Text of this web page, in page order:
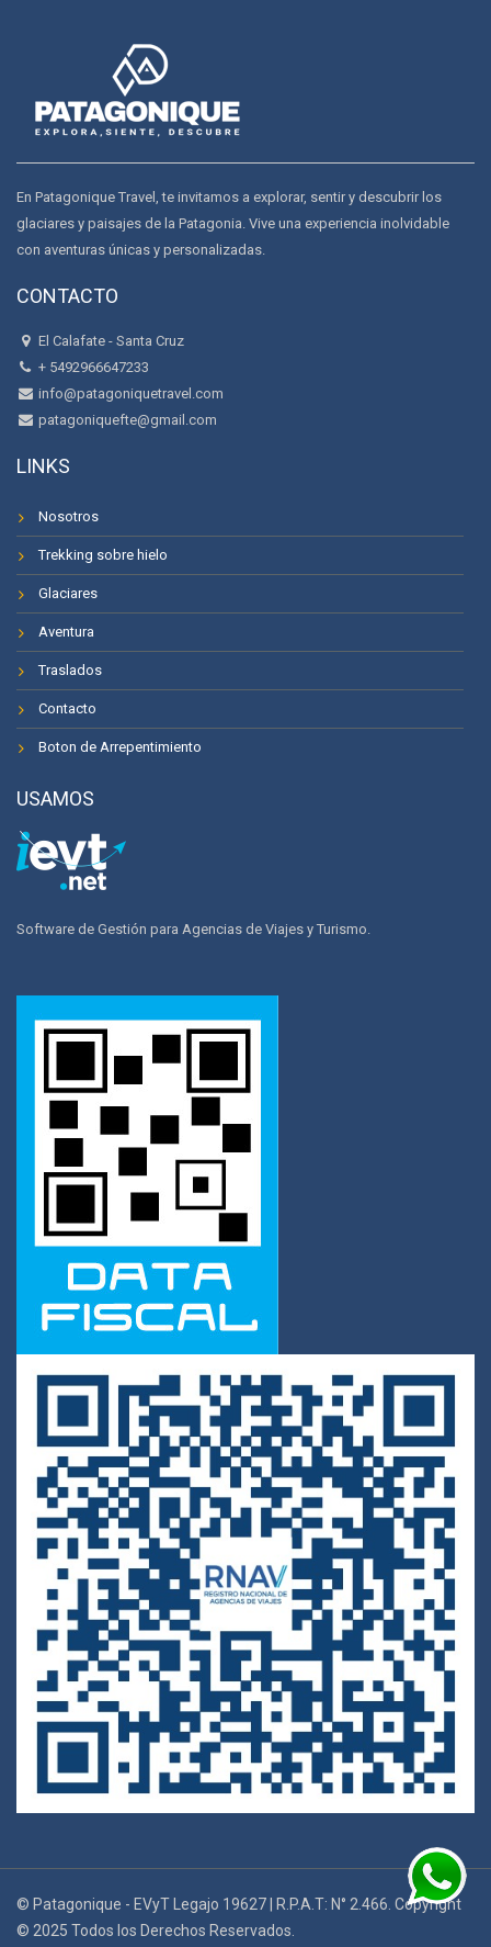
En Patagonique Travel, te invitamos a explorar, sentir y descubrir los
glaciares y paisajes de la Patagonia. Vive una experiencia inolvidable
con aventuras únicas y personalizadas.
CONTACTO
El Calafate - Santa Cruz
+ 5492966647233
info@patagoniquetravel.com
patagoniquefte@gmail.com
LINKS
Nosotros
Trekking sobre hielo
Glaciares
Aventura
Traslados
Contacto
Boton de Arrepentimiento
USAMOS
Software de Gestión para Agencias de Viajes y Turismo.
© Patagonique - EVyT Legajo 19627 | R.P.A.T: N° 2.466. Copyright
© 2025 Todos los Derechos Reservados.